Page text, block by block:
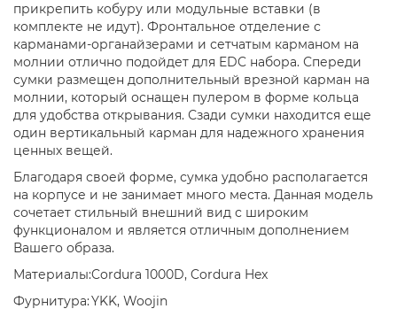
прикрепить кобуру или модульные вставки (в
комплекте не идут). Фронтальное отделение с
карманами-органайзерами и сетчатым карманом на
молнии отлично подойдет для EDC набора. Спереди
сумки размещен дополнительный врезной карман на
молнии, который оснащен пулером в форме кольца
для удобства открывания. Сзади сумки находится еще
один вертикальный карман для надежного хранения
ценных вещей.
Благодаря своей форме, сумка удобно располагается
на корпусе и не занимает много места. Данная модель
сочетает стильный внешний вид с широким
функционалом и является отличным дополнением
Вашего образа.
Материалы:Cordura 1000D, Cordura Hex
Фурнитура:YKK, Woojin